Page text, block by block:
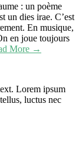
: un poème
un dies irae. C’est
En musique,
en joue toujours
More →
Lorem ipsum
luctus nec